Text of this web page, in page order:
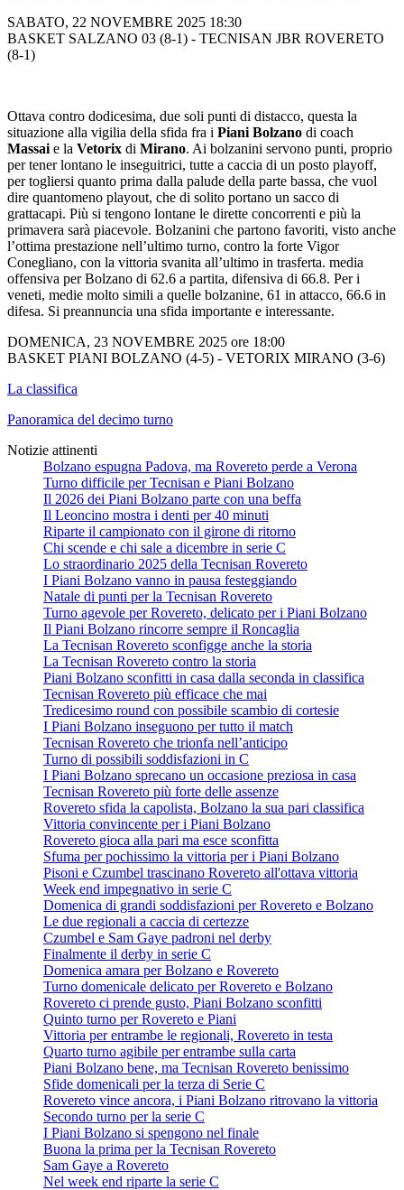
SABATO, 22 NOVEMBRE 2025 18:30
BASKET SALZANO 03 (8-1) - TECNISAN JBR ROVERETO
(8-1)
Ottava contro dodicesima, due soli punti di distacco, questa la
situazione alla vigilia della sfida fra i Piani Bolzano di coach
Massai e la Vetorix di Mirano. Ai bolzanini servono punti, proprio
per tener lontano le inseguitrici, tutte a caccia di un posto playoff,
per togliersi quanto prima dalla palude della parte bassa, che vuol
dire quantomeno playout, che di solito portano un sacco di
grattacapi. Più si tengono lontane le dirette concorrenti e più la
primavera sarà piacevole. Bolzanini che partono favoriti, visto anche
l’ottima prestazione nell’ultimo turno, contro la forte Vigor
Conegliano, con la vittoria svanita all’ultimo in trasferta. media
offensiva per Bolzano di 62.6 a partita, difensiva di 66.8. Per i
veneti, medie molto simili a quelle bolzanine, 61 in attacco, 66.6 in
difesa. Si preannuncia una sfida importante e interessante.
DOMENICA, 23 NOVEMBRE 2025 ore 18:00
BASKET PIANI BOLZANO (4-5) - VETORIX MIRANO (3-6)
La classifica
Panoramica del decimo turno
Notizie attinenti
Bolzano espugna Padova, ma Rovereto perde a Verona
Turno difficile per Tecnisan e Piani Bolzano
Il 2026 dei Piani Bolzano parte con una beffa
Il Leoncino mostra i denti per 40 minuti
Riparte il campionato con il girone di ritorno
Chi scende e chi sale a dicembre in serie C
Lo straordinario 2025 della Tecnisan Rovereto
I Piani Bolzano vanno in pausa festeggiando
Natale di punti per la Tecnisan Rovereto
Turno agevole per Rovereto, delicato per i Piani Bolzano
Il Piani Bolzano rincorre sempre il Roncaglia
La Tecnisan Rovereto sconfigge anche la storia
La Tecnisan Rovereto contro la storia
Piani Bolzano sconfitti in casa dalla seconda in classifica
Tecnisan Rovereto più efficace che mai
Tredicesimo round con possibile scambio di cortesie
I Piani Bolzano inseguono per tutto il match
Tecnisan Rovereto che trionfa nell’anticipo
Turno di possibili soddisfazioni in C
I Piani Bolzano sprecano un occasione preziosa in casa
Tecnisan Rovereto più forte delle assenze
Rovereto sfida la capolista, Bolzano la sua pari classifica
Vittoria convincente per i Piani Bolzano
Rovereto gioca alla pari ma esce sconfitta
Sfuma per pochissimo la vittoria per i Piani Bolzano
Pisoni e Czumbel trascinano Rovereto all'ottava vittoria
Week end impegnativo in serie C
Domenica di grandi soddisfazioni per Rovereto e Bolzano
Le due regionali a caccia di certezze
Czumbel e Sam Gaye padroni nel derby
Finalmente il derby in serie C
Domenica amara per Bolzano e Rovereto
Turno domenicale delicato per Rovereto e Bolzano
Rovereto ci prende gusto, Piani Bolzano sconfitti
Quinto turno per Rovereto e Piani
Vittoria per entrambe le regionali, Rovereto in testa
Quarto turno agibile per entrambe sulla carta
Piani Bolzano bene, ma Tecnisan Rovereto benissimo
Sfide domenicali per la terza di Serie C
Rovereto vince ancora, i Piani Bolzano ritrovano la vittoria
Secondo turno per la serie C
I Piani Bolzano si spengono nel finale
Buona la prima per la Tecnisan Rovereto
Sam Gaye a Rovereto
Nel week end riparte la serie C